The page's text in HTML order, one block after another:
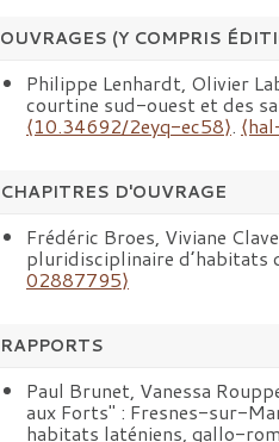
OUVRAGES (Y COMPRIS
Philippe Lenhardt, Olivier
courtine sud-ouest et des
⟨10.34692/2eyq-ec58⟩.
CHAPITRES D'OUVRAGE
Frédéric Broes, Viviane
pluridisciplinaire d’habitats
02887795⟩
RAPPORTS
Paul Brunet, Vanessa
aux Forts" : Fresnes-sur-
habitats laténiens, gallo-